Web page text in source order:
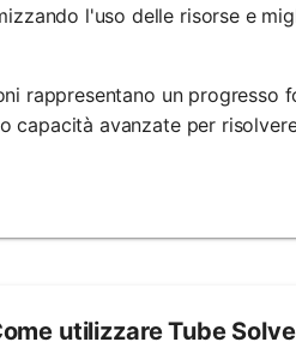
l'uso delle risorse e
rappresentano un progresso
capacità avanzate per
utilizzare Tube